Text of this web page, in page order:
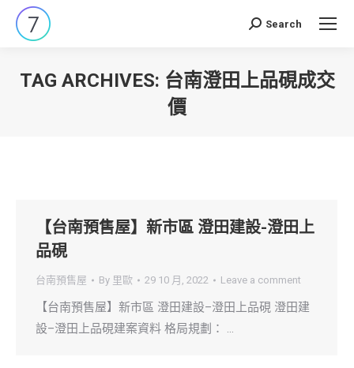
Search:
Search
TAG ARCHIVES: 台南澄田上品硯成交
價
【台南預售屋】新市區 澄田建設-澄田上
品硯
台南預售屋 By 里歐 29 10 月, 2022 Leave a comment
【台南預售屋】新市區 澄田建設–澄田上品硯 澄田建
設–澄田上品硯建案資料 格局規劃： …